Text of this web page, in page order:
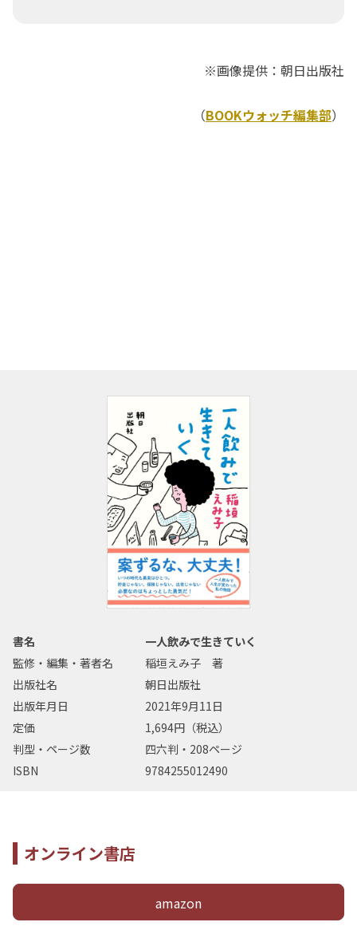
※画像提供：朝日出版社
（BOOKウォッチ編集部）
書名
一人飲みで生きていく
監修・編集・著者名
稲垣えみ子 著
出版社名
朝日出版社
出版年月日
2021年9月11日
定価
1,694円（税込）
判型・ページ数
四六判・208ページ
ISBN
9784255012490
オンライン書店
amazon